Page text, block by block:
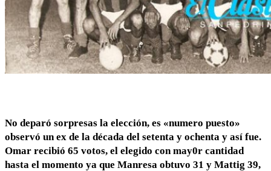
No deparó sorpresas la elección, es «numero puesto»
observó un ex de la década del setenta y ochenta y así fue.
Omar recibió 65 votos, el elegido con may0r cantidad
hasta el momento ya que Manresa obtuvo 31 y Mattig 39,